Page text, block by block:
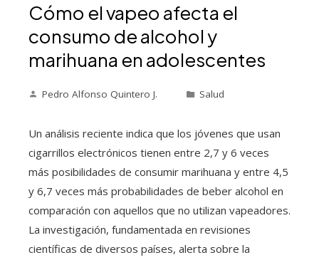
Cómo el vapeo afecta el
consumo de alcohol y
marihuana en adolescentes
Pedro Alfonso Quintero J. Salud
Un análisis reciente indica que los jóvenes que usan
cigarrillos electrónicos tienen entre 2,7 y 6 veces
más posibilidades de consumir marihuana y entre 4,5
y 6,7 veces más probabilidades de beber alcohol en
comparación con aquellos que no utilizan vapeadores.
La investigación, fundamentada en revisiones
científicas de diversos países, alerta sobre la